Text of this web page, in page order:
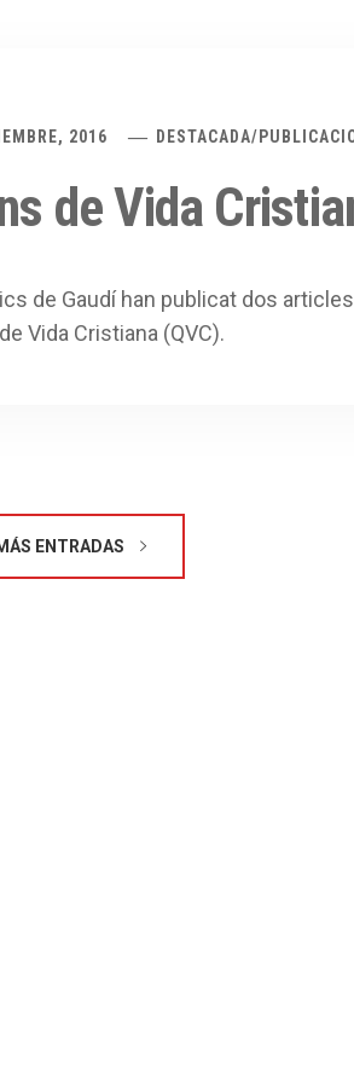
2016 DESTACADA/
de Vida
de Gaudí han publicat dos
Vida Cristiana (QVC).
ENTRADAS